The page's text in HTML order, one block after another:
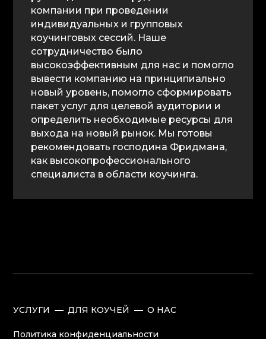
компании при проведении
индивидуальных и групповых
коучинговых сессий. Наше
сотрудничество было
высокоэффективным для нас и помогло
вывести компанию на принципиально
новый уровень, помогло сформировать
пакет услуг для целевой аудитории и
определить необходимые ресурсы для
выхода на новый рынок. Мы готовы
рекомендовать господина Фридмана,
как высокопрофессионального
специалиста в области коучинга.
УСЛУГИ ДЛЯ КОУЧЕЙ О НАС
Политика конфиденциальности